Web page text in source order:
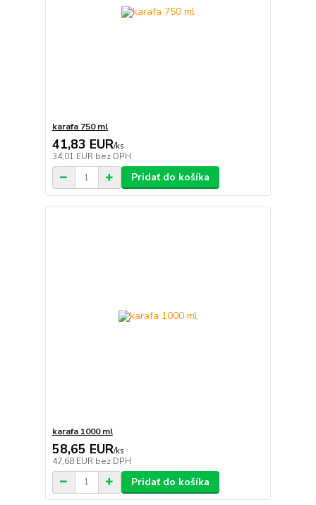
karafa 750 ml
41,83 EUR/ks
34,01 EUR bez DPH
Pridať do košíka
karafa 1000 ml
58,65 EUR/ks
47,68 EUR bez DPH
Pridať do košíka